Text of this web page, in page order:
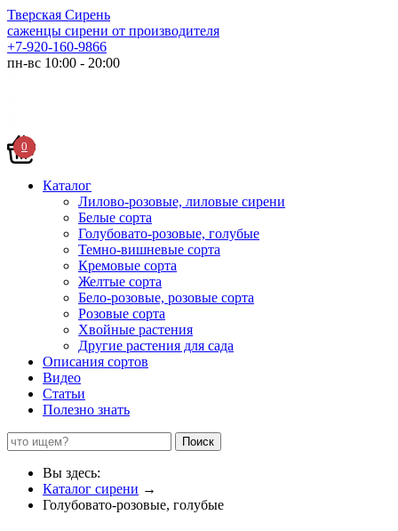
Тверская Сирень
саженцы сирени от производителя
+7-920-160-9866
пн-вс 10:00 - 20:00
0
Каталог
Лилово-розовые, лиловые сирени
Белые сорта
Голубовато-розовые, голубые
Темно-вишневые сорта
Кремовые сорта
Желтые сорта
Бело-розовые, розовые сорта
Розовые сорта
Хвойные растения
Другие растения для сада
Описания сортов
Видео
Статьи
Полезно знать
Поиск
Вы здесь:
Каталог сирени →
Голубовато-розовые, голубые